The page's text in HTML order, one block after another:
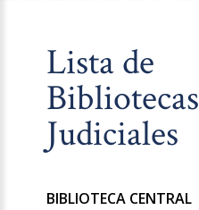
Lista de
Bibliotecas
Judiciales
BIBLIOTECA CENTRAL